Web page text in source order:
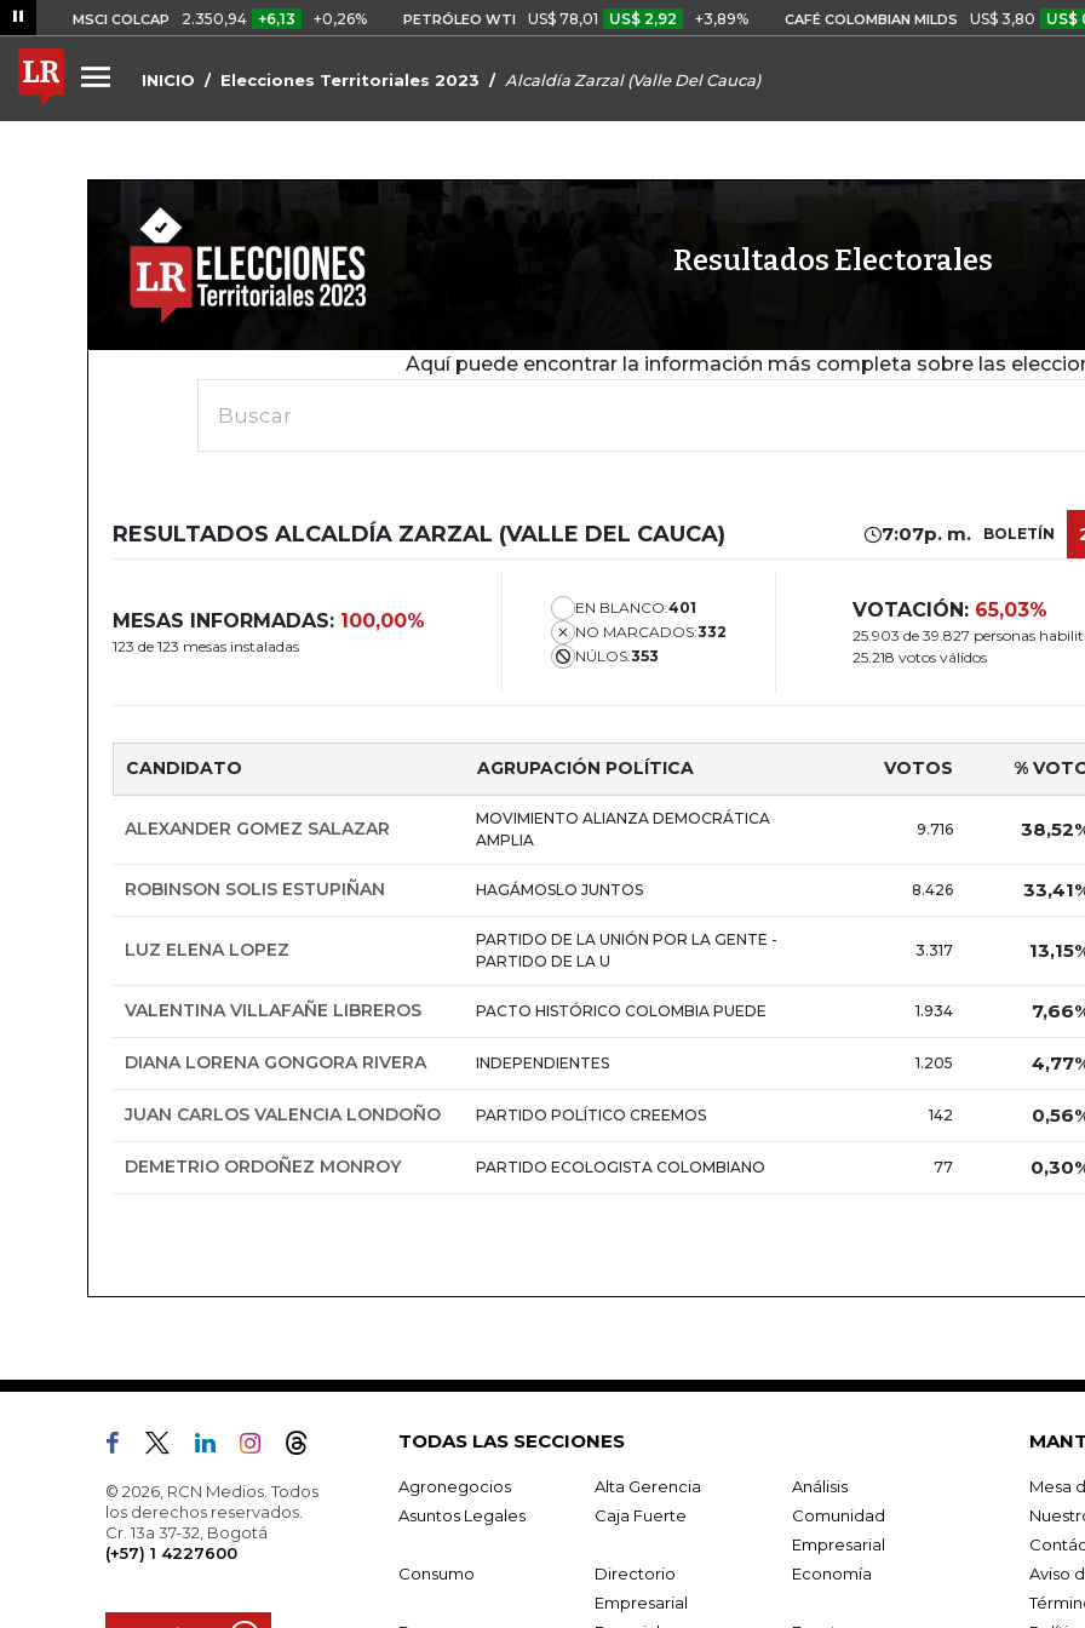
MSCI COLCAP 2.350,94 +6,13 +0,26% PETRÓLEO WTI US$ 78,01 US$ 2,92 +3,89% CAFÉ COLOMBIAN MILDS US$ 3,80 US$
INICIO Elecciones Territoriales 2023 Alcaldía Zarzal (Valle Del Cauca)
Resultados Electorales
Aquí puede encontrar la información más completa sobre las
Buscar
RESULTADOS ALCALDÍA ZARZAL (VALLE DEL CAUCA) 7:07p. m. BOLETÍN
MESAS INFORMADAS: 100,00%
123 de 123 mesas instaladas
EN BLANCO:401
NO MARCADOS:332
NÚLOS:353
VOTACIÓN: 65,03%
25.903 de 39.827 personas
25.218 votos válidos
CANDIDATO AGRUPACIÓN POLÍTICA VOTOS %
ALEXANDER GOMEZ SALAZAR
MOVIMIENTO ALIANZA DEMOCRÁTICA
AMPLIA
9.716
ROBINSON SOLIS ESTUPIÑAN HAGÁMOSLO JUNTOS 8.426
LUZ ELENA LOPEZ
PARTIDO DE LA UNIÓN POR LA GENTE -
PARTIDO DE LA U
3.317
VALENTINA VILLAFAÑE LIBREROS PACTO HISTÓRICO COLOMBIA PUEDE 1.934
DIANA LORENA GONGORA RIVERA INDEPENDIENTES 1.205
JUAN CARLOS VALENCIA LONDOÑO PARTIDO POLÍTICO CREEMOS 142
DEMETRIO ORDOÑEZ MONROY PARTIDO ECOLOGISTA COLOMBIANO 77
© 2026, RCN Medios. Todos
los derechos reservados.
Cr. 13a 37-32, Bogotá
(+57) 1 4227600
TODAS LAS SECCIONES
Agronegocios Alta Gerencia
Análisis
Asuntos Legales
Caja Fuerte
Comunidad
Empresarial
Consumo
Directorio
Empresarial
Economía
Mesa
Aviso